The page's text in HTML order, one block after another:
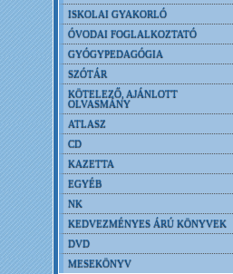
ISKOLAI GYAKORLÓ
ÓVODAI FOGLALKOZTATÓ
GYÓGYPEDAGÓGIA
SZÓTÁR
KÖTELEZŐ, AJÁNLOTT
OLVASMÁNY
ATLASZ
CD
KAZETTA
EGYÉB
NK
KEDVEZMÉNYES ÁRÚ KÖNYVEK
DVD
MESEKÖNYV